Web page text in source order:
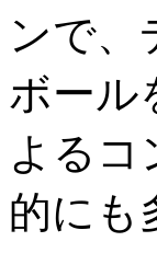
ンで、
ボール
よるコ
的にも